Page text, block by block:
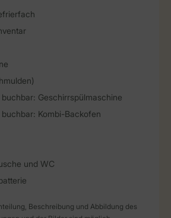
Geschirrspülmaschine
Kombi-Backofen
und WC
Beschreibung und Abbildung des